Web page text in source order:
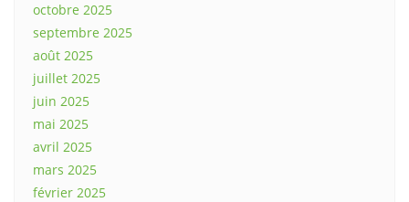
octobre 2025
septembre 2025
août 2025
juillet 2025
juin 2025
mai 2025
avril 2025
mars 2025
février 2025